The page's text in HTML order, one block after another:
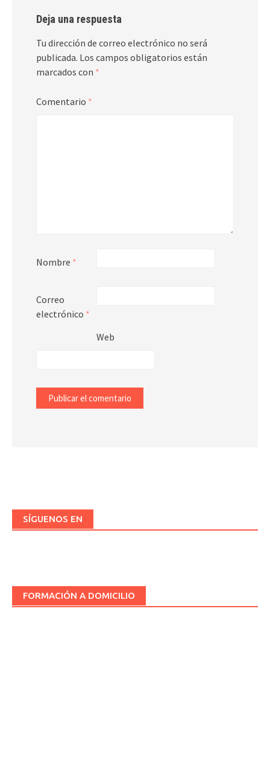
Deja una respuesta
Tu dirección de correo electrónico no será
publicada. Los campos obligatorios están
marcados con *
Comentario *
Nombre *
Correo
electrónico *
Web
SÍGUENOS EN
FORMACIÓN A DOMICILIO